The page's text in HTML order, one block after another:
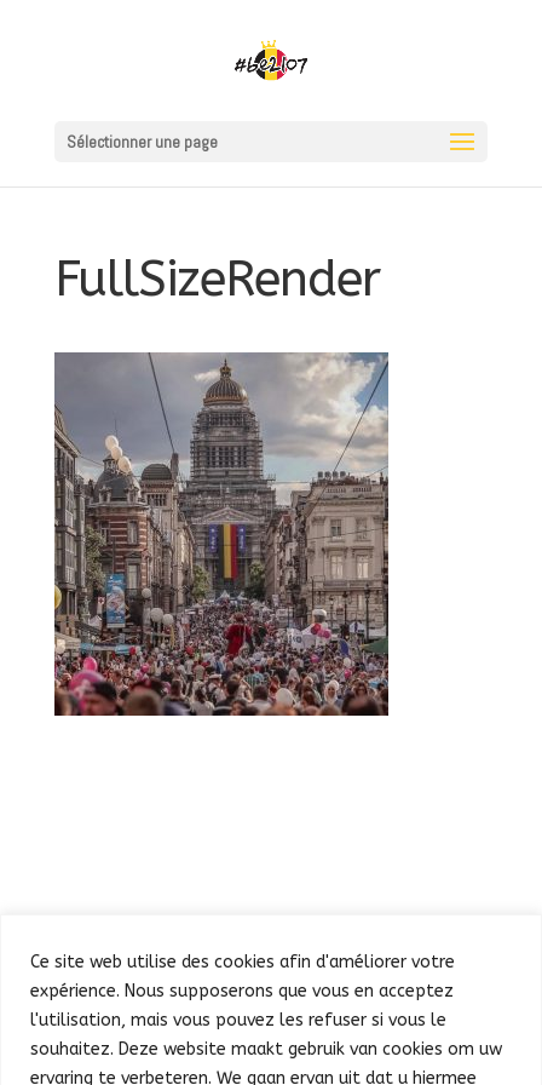
Ce site web utilise des cookies afin d'améliorer votre
expérience. Nous supposerons que vous en acceptez
l'utilisation, mais vous pouvez les refuser si vous le
souhaitez. Deze website maakt gebruik van cookies om uw
ervaring te verbeteren. We gaan ervan uit dat u hiermee
Sélectionner une page
FullSizeRender
Défilé
Fête au Parc